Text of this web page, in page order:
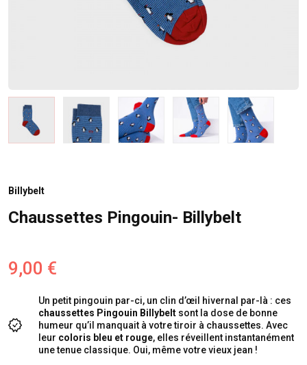
Billybelt
Chaussettes Pingouin- Billybelt
9,00 €
Un petit pingouin par-ci, un clin d’œil hivernal par-là : ces
chaussettes Pingouin Billybelt sont la dose de bonne
humeur qu’il manquait à votre tiroir à chaussettes. Avec
leur coloris bleu et rouge, elles réveillent instantanément
une tenue classique. Oui, même votre vieux jean !